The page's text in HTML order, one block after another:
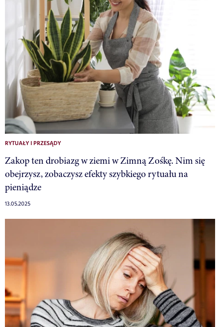
RYTUAŁY I PRZESĄDY
Zakop ten drobiazg w ziemi w Zimną Zośkę. Nim się
obejrzysz, zobaczysz efekty szybkiego rytuału na
pieniądze
13.05.2025